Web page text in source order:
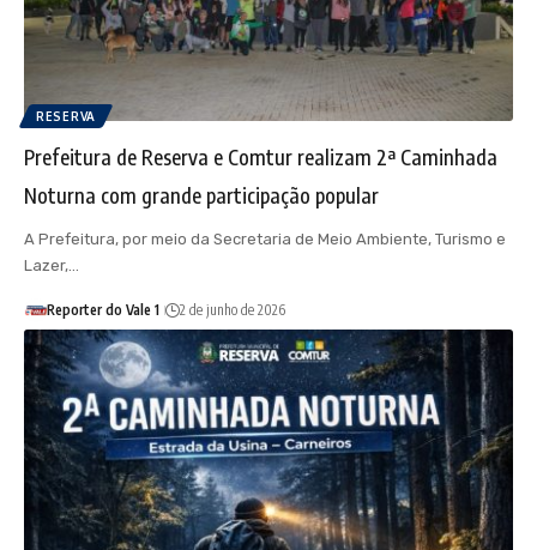
RESERVA
Prefeitura de Reserva e Comtur realizam 2ª Caminhada
Noturna com grande participação popular
A Prefeitura, por meio da Secretaria de Meio Ambiente, Turismo e
Lazer,…
Reporter do Vale 1 2 de junho de 2026